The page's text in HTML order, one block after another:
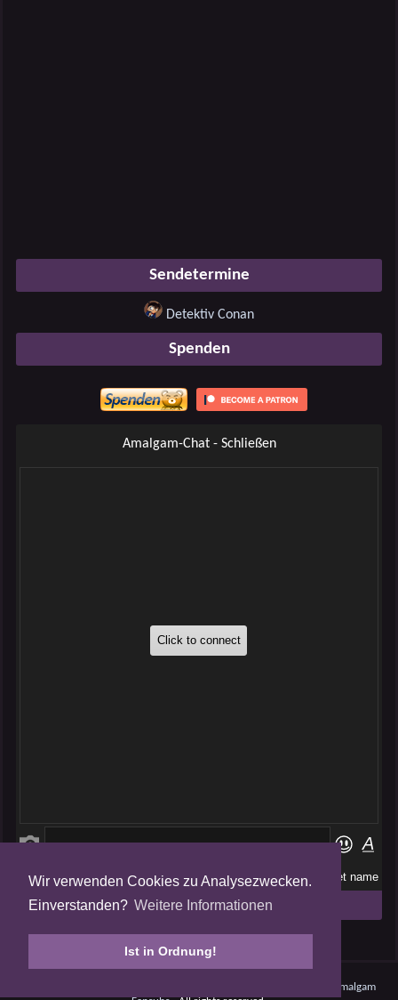
Wir verwenden Cookies zu Analysezwecken.
Einverstanden? Weitere Informationen
Ist in Ordnung!
Sendetermine
Detektiv Conan
Spenden
Amalgam-Chat - Schließen
Folge uns auf
Tweets by AmalgamFansubs
Amalgam